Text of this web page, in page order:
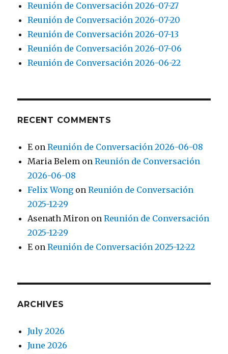
Reunión de Conversación 2026-07-27
Reunión de Conversación 2026-07-20
Reunión de Conversación 2026-07-13
Reunión de Conversación 2026-07-06
Reunión de Conversación 2026-06-22
RECENT COMMENTS
E onReunión de Conversación 2026-06-08
Maria Belem onReunión de Conversación
2026-06-08
Felix Wong onReunión de Conversación
2025-12-29
Asenath Miron onReunión de Conversación
2025-12-29
E onReunión de Conversación 2025-12-22
ARCHIVES
July 2026
June 2026